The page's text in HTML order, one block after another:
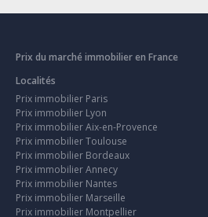
Prix du marché immobilier en France
Localités
Prix immobilier Paris
Prix immobilier Lyon
Prix immobilier Aix-en-Provence
Prix immobilier Toulouse
Prix immobilier Bordeaux
Prix immobilier Annecy
Prix immobilier Nantes
Prix immobilier Marseille
Prix immobilier Montpellier